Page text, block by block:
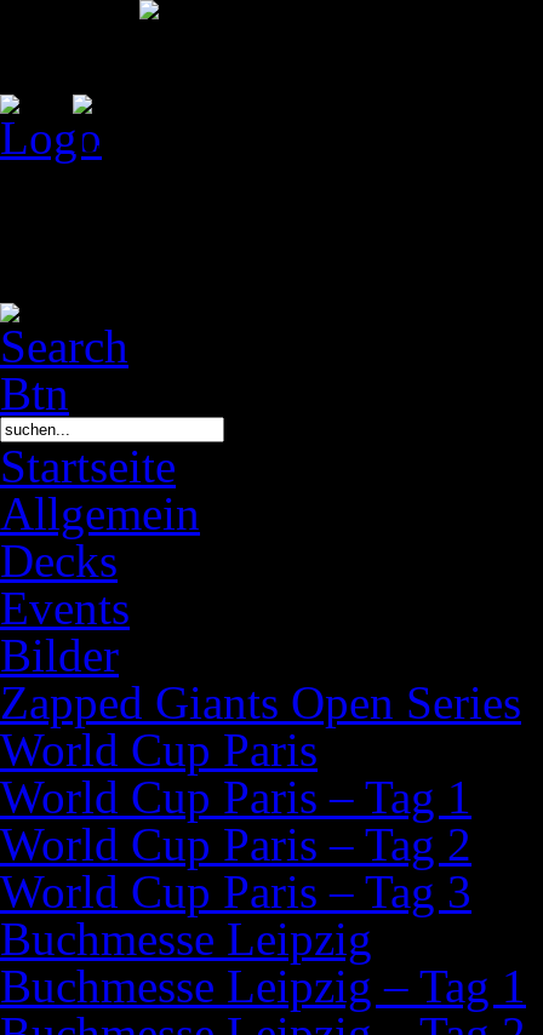
Startseite
Allgemein
Decks
Events
Bilder
Zapped Giants Open Series
World Cup Paris
World Cup Paris – Tag 1
World Cup Paris – Tag 2
World Cup Paris – Tag 3
Buchmesse Leipzig
Buchmesse Leipzig – Tag 1